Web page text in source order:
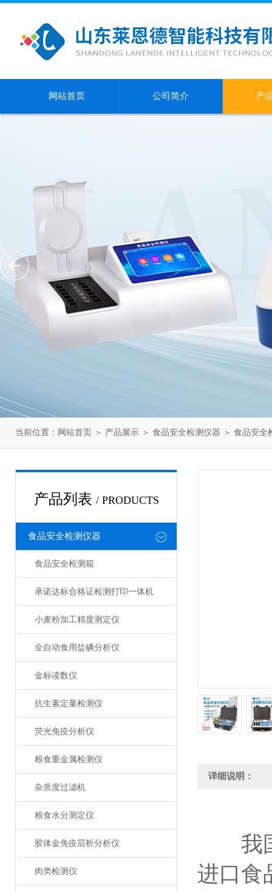
网站首页 公司简介 产
当前位置： 网站首页 ＞ 产品展示 ＞ 食品安全检测仪器 ＞ 食品安全
产品列表 / PRODUCTS
食品安全检测仪器
食品安全检测箱
承诺达标合格证检测打印一体机
小麦粉加工精度测定仪
全自动食用盐碘分析仪
金标读数仪
抗生素定量检测仪
荧光免疫分析仪
粮食重金属检测仪
杂质度过滤机
粮食水分测定仪
胶体金免疫层析分析仪
肉类检测仪
详细说明：
我国
进口食